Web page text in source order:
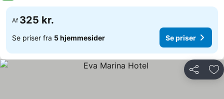
Af 325 kr.
Se priser fra 5 hjemmesider Se priser
Del